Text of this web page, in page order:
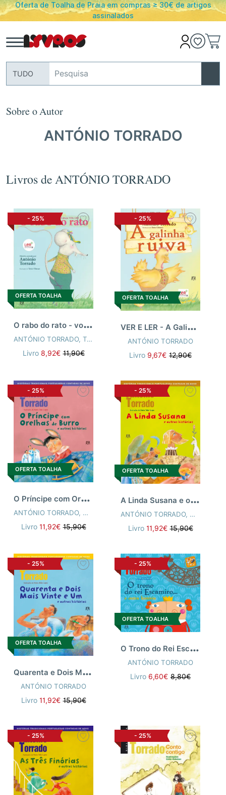
Oferta de Toalha de Praia em compras ≥ 30€ de artigos
assinalados
TUDO
Sobre o Autor
ANTÓNIO TORRADO
Livros de ANTÓNIO TORRADO
- 25%
OFERTA TOALHA
O
rabo do rato - vol. 3
ANTÓNIO TORRADO, TÂNIA CLÍMACO
Livro 8,92€ 11,90€
- 25%
OFERTA TOALHA
V
ER E LER - A Galinha Ruiva
ANTÓNIO TORRADO
Livro 9,67€ 12,90€
- 25%
OFERTA TOALHA
O
Príncipe com Orelhas de Burro e outras
ANTÓNIO TORRADO, MARIA JOÃO LOPES
Livro 11,92€ 15,90€
- 25%
OFERTA TOALHA
A
Linda Susana e outras histórias
ANTÓNIO TORRADO, MARIA
Livro 11,92€ 15,90€
- 25%
OFERTA TOALHA
Q
uarenta e Dois Mais Vinte e Um e Outras
ANTÓNIO TORRADO
Livro 11,92€ 15,90€
- 25%
OFERTA TOALHA
O
Trono do Rei Escamiro...e outra histór
ANTÓNIO TORRADO
Livro 6,60€ 8,80€
- 25% - 25%